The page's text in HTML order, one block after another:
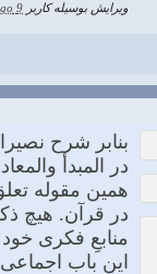
ویرایش بوسیله کاربر 9 years ago
بنابر شرح
در المبدأ
همین مقوله
در قرآن. هیچ
منابعِ فكرى
این باب